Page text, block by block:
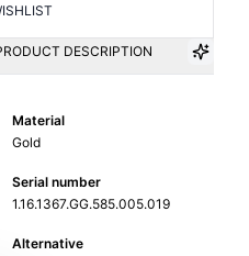
DESCRIPTION
Material
Gold
Serial number
1.16.1367.GG.585.005.019
Alternative